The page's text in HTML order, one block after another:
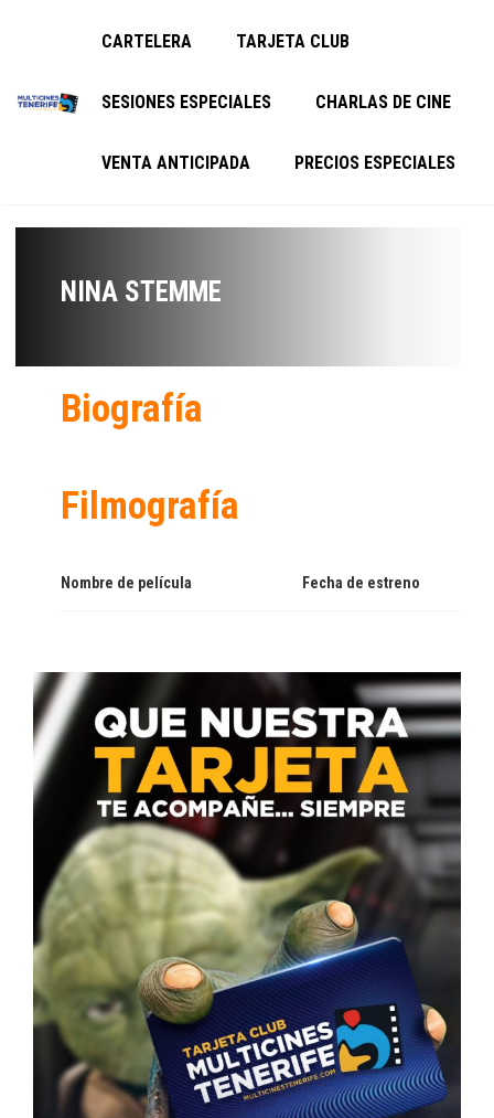
CARTELERA TARJETA CLUB
SESIONES ESPECIALES CHARLAS DE CINE
VENTA ANTICIPADA PRECIOS ESPECIALES
NINA STEMME
Biografía
Filmografía
Nombre de película Fecha de estreno